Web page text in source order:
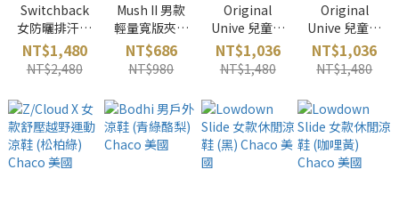
Switchback
女防曬排汗短
袖上衣 藍
Marmot 美國
NT$1,480
NT$2,480
Mush II 男款
輕量寬版夾腳
拖鞋 (牛仔黑)
Teva 美國
NT$686
NT$980
Original
Unive 兒童織
帶涼鞋 (多彩
藍) Teva 美國
NT$1,036
NT$1,480
Original
Unive 兒童織
帶涼鞋 (壁虎
藍綠) Teva 美
國
NT$1,036
NT$1,480